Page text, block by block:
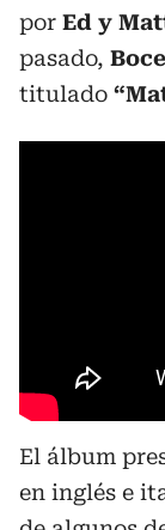
por Ed y
pasado,
titulado
El álbum
en inglés e